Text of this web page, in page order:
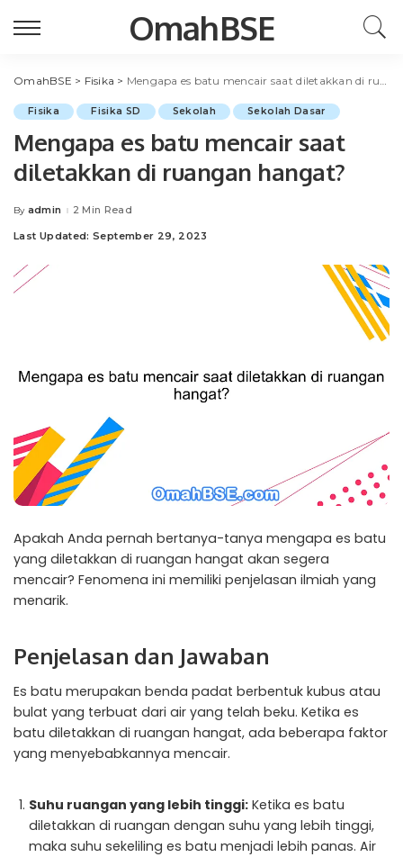
OmahBSE
OmahBSE > Fisika > Mengapa es batu mencair saat diletakkan di ruangan hangat?
Fisika Fisika SD Sekolah Sekolah Dasar
Mengapa es batu mencair saat
diletakkan di ruangan hangat?
Posted
By admin 2 Min Read
Last Updated: September 29, 2023
Apakah Anda pernah bertanya-tanya mengapa es batu
yang diletakkan di ruangan hangat akan segera
mencair? Fenomena ini memiliki penjelasan ilmiah yang
menarik.
Penjelasan dan Jawaban
Es batu merupakan benda padat berbentuk kubus atau
bulat yang terbuat dari air yang telah beku. Ketika es
batu diletakkan di ruangan hangat, ada beberapa faktor
yang menyebabkannya mencair.
Suhu ruangan yang lebih tinggi: Ketika es batu
diletakkan di ruangan dengan suhu yang lebih tinggi,
maka suhu sekeliling es batu menjadi lebih panas. Air